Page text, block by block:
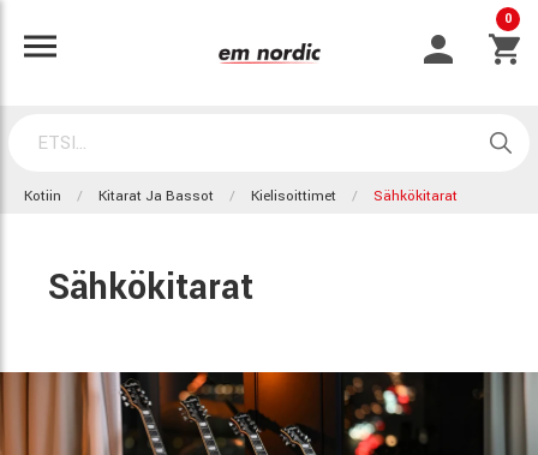
0
Kotiin Kitarat Ja Bassot Kielisoittimet Sähkökitarat
Sähkökitarat